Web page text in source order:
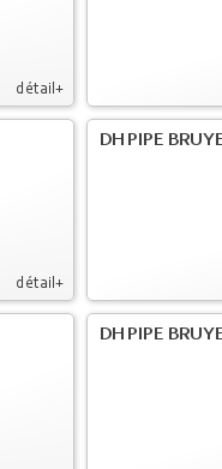
détail+
détail+
DH PIPE
DH PIPE